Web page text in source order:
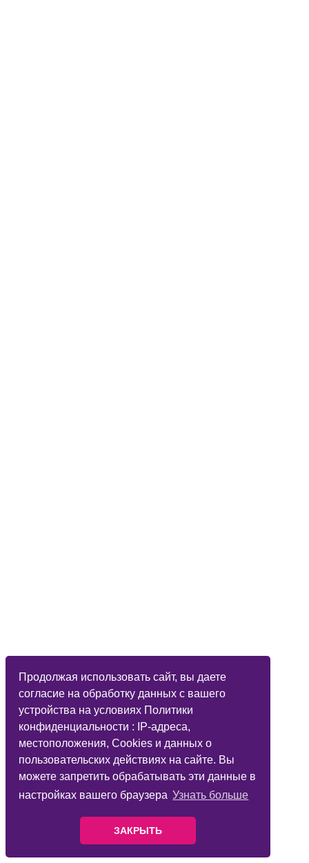
Продолжая использовать сайт, вы даете
согласие на обработку данных с вашего
устройства на условиях Политики
конфиденциальности : IP-адреса,
местоположения, Cookies и данных о
пользовательских действиях на сайте. Вы
можете запретить обрабатывать эти данные в
настройках вашего браузера Узнать больше
ЗАКРЫТЬ